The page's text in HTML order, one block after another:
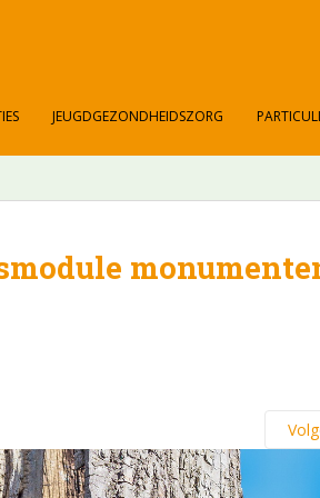
JEUGDGEZONDHEIDSZORG